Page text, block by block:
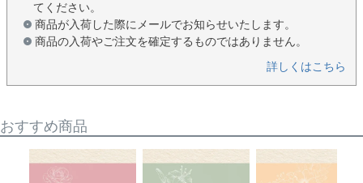
てください。
商品が入荷した際にメールでお知らせいたします。
商品の入荷やご注文を確定するものではありません。
詳しくはこちら
おすすめ商品